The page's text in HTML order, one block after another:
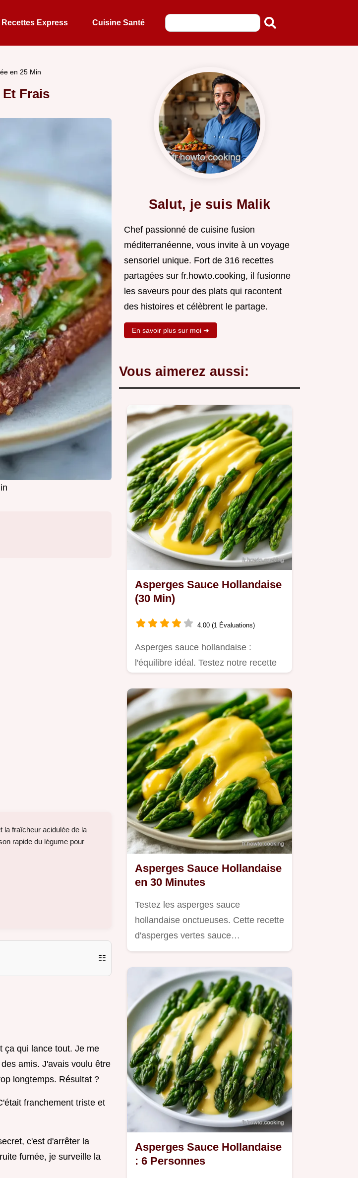
Recettes Express Cuisine Santé
en 25 Min
Frais
la fraîcheur acidulée de la
rapide du légume pour
☷
ça qui lance tout. Je me
amis. J'avais voulu être
longtemps. Résultat ?
franchement triste et
c'est d'arrêter la
fumée, je surveille la
Salut, je suis Malik
Chef passionné de cuisine fusion
méditerranéenne, vous invite à un voyage
sensoriel unique. Fort de 316 recettes
partagées sur fr.howto.cooking, il fusionne
les saveurs pour des plats qui racontent
des histoires et célèbrent le partage.
En savoir plus sur moi ➜
Vous aimerez aussi:
Asperges Sauce Hollandaise
(30 Min)
4.00 (1 Évaluations)
Asperges sauce hollandaise :
l'équilibre idéal. Testez notre recette
Asperges Sauce Hollandaise
en 30 Minutes
Testez les asperges sauce
hollandaise onctueuses. Cette recette
d'asperges vertes sauce
hollandaise…
Asperges Sauce Hollandaise
: 6 Personnes